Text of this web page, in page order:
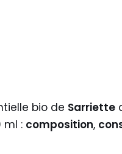
bio de Sarriette
ml : composition,